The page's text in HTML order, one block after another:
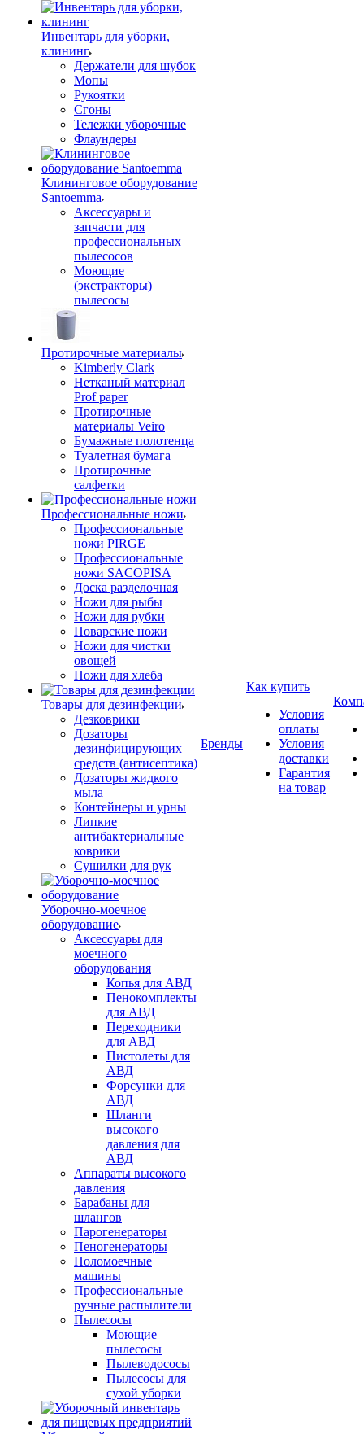
Инвентарь для уборки,
клининг
Держатели для шубок
Мопы
Рукоятки
Сгоны
Тележки уборочные
Флаундеры
Клининговое оборудование
Santoemma
Аксессуары и
запчасти для
профессиональных
пылесосов
Моющие
(экстракторы)
пылесосы
Протирочные материалы
Kimberly Clark
Нетканый материал
Prof paper
Протирочные
материалы Veiro
Бумажные полотенца
Туалетная бумага
Протирочные
салфетки
Профессиональные ножи
Профессиональные
ножи PIRGE
Профессиональные
ножи SACOPISA
Доска разделочная
Ножи для рыбы
Ножи для рубки
Поварские ножи
Ножи для чистки
овощей
Ножи для хлеба
Товары для дезинфекции
Дезковрики
Дозаторы
дезинфицирующих
средств (антисептика)
Дозаторы жидкого
мыла
Контейнеры и урны
Липкие
антибактериальные
коврики
Сушилки для рук
Уборочно-моечное
оборудование
Аксессуары для
моечного
оборудования
Копья для АВД
Пенокомплекты
для АВД
Переходники
для АВД
Пистолеты для
АВД
Форсунки для
АВД
Шланги
высокого
давления для
АВД
Аппараты высокого
давления
Барабаны для
шлангов
Парогенераторы
Пеногенераторы
Поломоечные
машины
Профессиональные
ручные распылители
Пылесосы
Моющие
пылесосы
Пылеводососы
Пылесосы для
сухой уборки
Бренды
Как купить
Условия
оплаты
Условия
доставки
Гарантия
на товар